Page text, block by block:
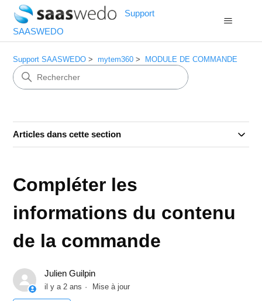
Support
SAASWEDO
Support SAASWEDO mytem360 MODULE DE COMMANDE
Articles dans cette section
Compléter les
informations du contenu
de la commande
Julien Guilpin
il y a 2 ans Mise à jour